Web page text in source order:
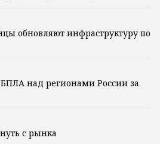
обновляют инфраструктуру по
над регионами России за
с рынка